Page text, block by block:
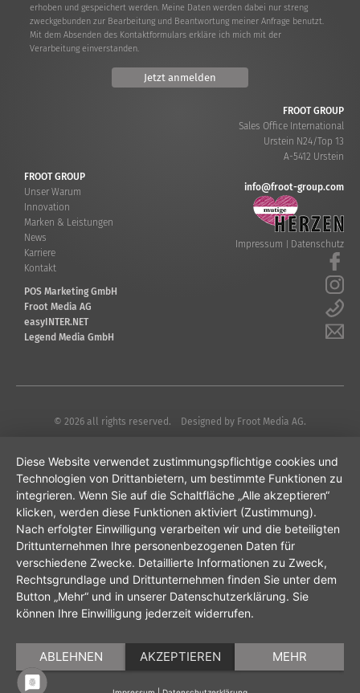
FROOT GROUP
Unser Warum
Innovation
Marken & Leistungen
News
Karriere
Kontakt
POS Marketing GmbH
Froot Media AG
easyINTER.NET
Legend Media GmbH
erhoben und gespeichert werden. Meine Daten werden dabei nur streng
zweckgebunden zur Bearbeitung und Beantwortung meiner Anfrage benutzt.
Mit dem Absenden des Kontaktformulars erkläre ich mich mit der
Verarbeitung einverstanden.
FROOT GROUP
Sales Office International
Urstein N24/Top 13
A-5412 Urstein
info@froot-group.com
Impressum Datenschutz
© 2026 all rights reserved. Designed by Froot Media AG.
Diese Website verwendet zustimmungspflichtige cookies und
Technologien von Drittanbietern, um bestimmte Funktionen zu
integrieren. Wenn Sie auf die Schaltfläche „Alle akzeptieren“
klicken, werden diese Funktionen aktiviert (Zustimmung).
Nach erfolgter Einwilligung verarbeiten wir und die beteiligten
Drittunternehmen Ihre personenbezogenen Daten für
verschiedene Zwecke. Detaillierte Informationen zu Zweck,
Rechtsgrundlage und Drittunternehmen finden Sie unter dem
Button „Mehr“ und in unserer Datenschutzerklärung. Sie
können Ihre Einwilligung jederzeit widerrufen.
ABLEHNEN AKZEPTIEREN MEHR